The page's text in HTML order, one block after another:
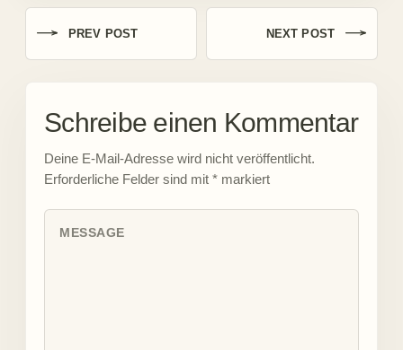
PREV POST NEXT POST
Schreibe einen Kommentar
Deine E-Mail-Adresse wird nicht veröffentlicht.
Erforderliche Felder sind mit * markiert